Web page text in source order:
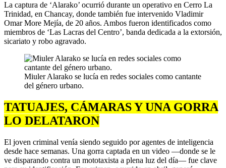
La captura de ‘Alarako’ ocurrió durante un operativo en Cerro La
Trinidad, en Chancay, donde también fue intervenido Vladimir
Omar More Mejía, de 20 años. Ambos fueron identificados como
miembros de ‘Las Lacras del Centro’, banda dedicada a la extorsión,
sicariato y robo agravado.
Miuler Alarako se lucía en redes sociales como cantante
del género urbano.
TATUAJES, CÁMARAS Y UNA GORRA
LO DELATARON
El joven criminal venía siendo seguido por agentes de inteligencia
desde hace semanas. Una gorra captada en un video —donde se le
ve disparando contra un mototaxista a plena luz del día— fue clave